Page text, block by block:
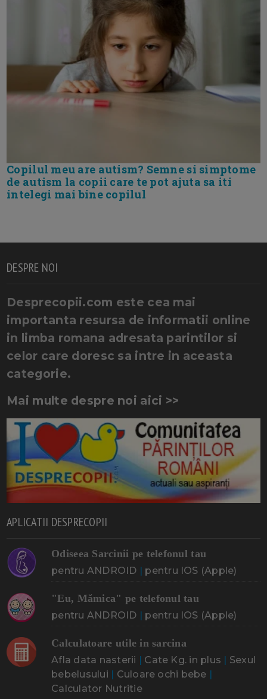
Copilul meu are autism? Semne si simptome
de autism la copii care te pot ajuta sa iti
intelegi mai bine copilul
DESPRE NOI
Desprecopii.com este cea mai
importanta resursa de informatii online
in limba romana adresata parintilor si
celor care doresc sa intre in aceasta
categorie.
Mai multe despre noi aici >>
APLICATII DESPRECOPII
Odiseea Sarcinii pe telefonul tau
pentru ANDROID | pentru IOS (Apple)
"Eu, Mămica" pe telefonul tau
pentru ANDROID | pentru IOS (Apple)
Calculatoare utile in sarcina
Afla data nasterii | Cate Kg. in plus | Sexul
bebelusului | Culoare ochi bebe |
Calculator Nutritie